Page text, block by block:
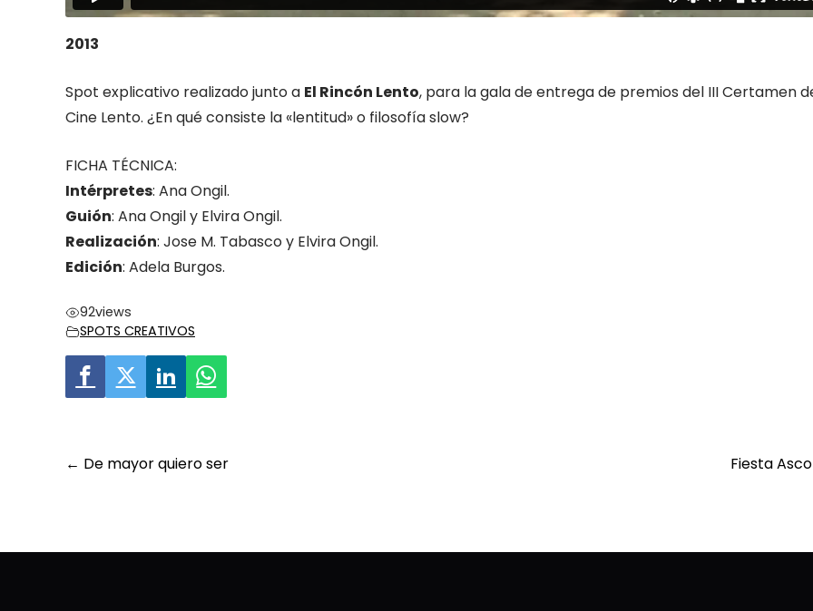
2013
Spot explicativo realizado junto a El Rincón Lento, para la gala de entrega de premios del III Certamen
Cine Lento. ¿En qué consiste la «lentitud» o filosofía slow?
FICHA TÉCNICA:
Intérpretes: Ana Ongil.
Guión: Ana Ongil y Elvira Ongil.
Realización: Jose M. Tabasco y Elvira Ongil.
Edición: Adela Burgos.
92views
SPOTS CREATIVOS
Post
← De mayor quiero ser Fiesta